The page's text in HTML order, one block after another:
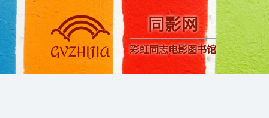
同影网
彩虹同志电影图书馆